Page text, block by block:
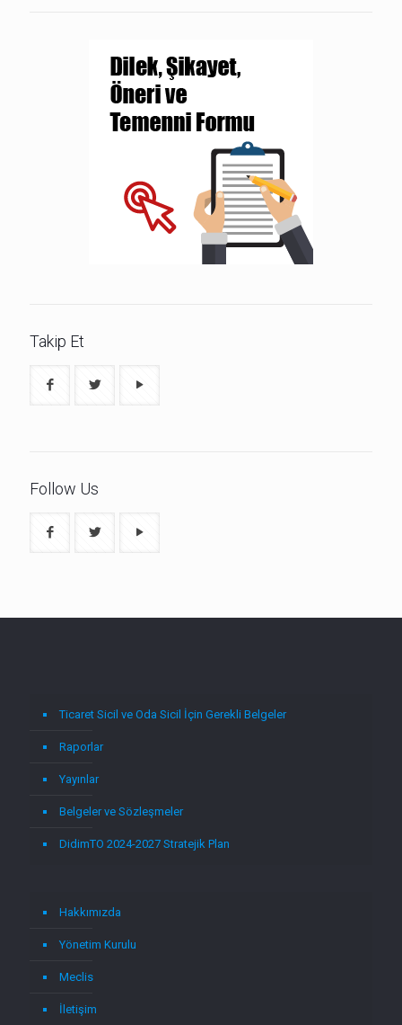
Takip Et
Follow Us
Ticaret Sicil ve Oda Sicil İçin Gerekli Belgeler
Raporlar
Yayınlar
Belgeler ve Sözleşmeler
DidimTO 2024-2027 Stratejik Plan
Hakkımızda
Yönetim Kurulu
Meclis
İletişim